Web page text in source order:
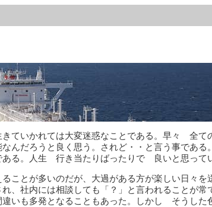
いかれては大変迷惑なことである。早々 全て
だろうと良く思う。されど・・と言う事である
る。人生 行き当たりばったりで 良いと思って
とが多いのだが、大過がある方が楽しい日々を
社内には相談しても「？」と言われることが常
いも多発となることもあった。しかし そうし